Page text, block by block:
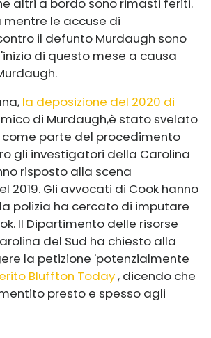
altri a bordo sono rimasti feriti.
mentre le accuse di
il defunto Murdaugh sono
di questo mese a causa
la deposizione del 2020 di
di Murdaugh,è stato svelato
parte del procedimento
gli investigatori della Carolina
risposto alla scena
2019. Gli avvocati di Cook hanno
polizia ha cercato di imputare
Il Dipartimento delle risorse
del Sud ha chiesto alla
la petizione 'potenzialmente
Bluffton Today, dicendo che
presto e spesso agli